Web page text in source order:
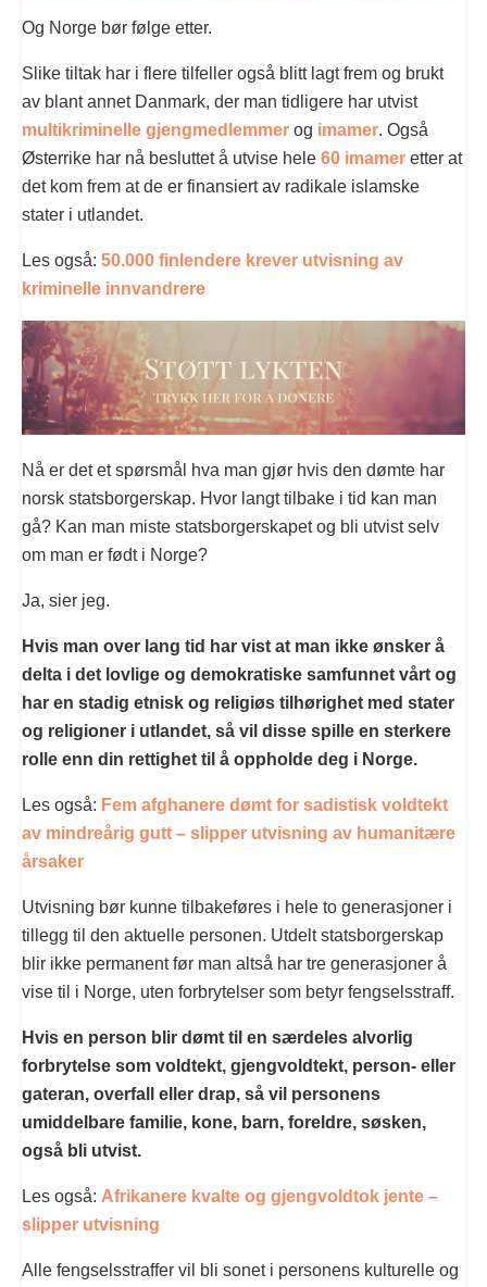
Og Norge bør følge etter.
Slike tiltak har i flere tilfeller også blitt lagt frem og brukt
av blant annet Danmark, der man tidligere har utvist
multikriminelle gjengmedlemmer og imamer. Også
Østerrike har nå besluttet å utvise hele 60 imamer etter at
det kom frem at de er finansiert av radikale islamske
stater i utlandet.
Les også: 50.000 finlendere krever utvisning av
kriminelle innvandrere
Nå er det et spørsmål hva man gjør hvis den dømte har
norsk statsborgerskap. Hvor langt tilbake i tid kan man
gå? Kan man miste statsborgerskapet og bli utvist selv
om man er født i Norge?
Ja, sier jeg.
Hvis man over lang tid har vist at man ikke ønsker å
delta i det lovlige og demokratiske samfunnet vårt og
har en stadig etnisk og religiøs tilhørighet med stater
og religioner i utlandet, så vil disse spille en sterkere
rolle enn din rettighet til å oppholde deg i Norge.
Les også: Fem afghanere dømt for sadistisk voldtekt
av mindreårig gutt – slipper utvisning av humanitære
årsaker
Utvisning bør kunne tilbakeføres i hele to generasjoner i
tillegg til den aktuelle personen. Utdelt statsborgerskap
blir ikke permanent før man altså har tre generasjoner å
vise til i Norge, uten forbrytelser som betyr fengselsstraff.
Hvis en person blir dømt til en særdeles alvorlig
forbrytelse som voldtekt, gjengvoldtekt, person- eller
gateran, overfall eller drap, så vil personens
umiddelbare familie, kone, barn, foreldre, søsken,
også bli utvist.
Les også: Afrikanere kvalte og gjengvoldtok jente –
slipper utvisning
Alle fengselsstraffer vil bli sonet i personens kulturelle og